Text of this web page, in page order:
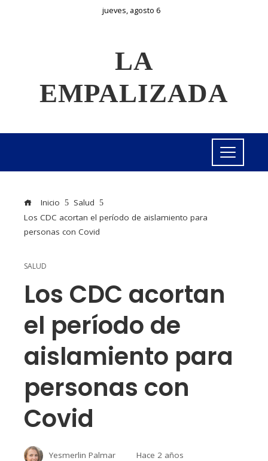
jueves, agosto 6
LA
EMPALIZADA
Inicio
Salud
Los CDC acortan el período de aislamiento para
personas con Covid
SALUD
Los CDC acortan
el período de
aislamiento para
personas con
Covid
Yesmerlin Palmar Hace 2 años